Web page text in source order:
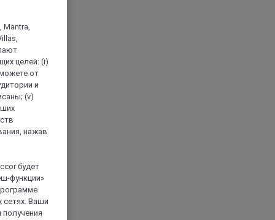
Mantra,
целей: (i)
от
и
(v)
нажав
будет
функции»
сетях. Ваши